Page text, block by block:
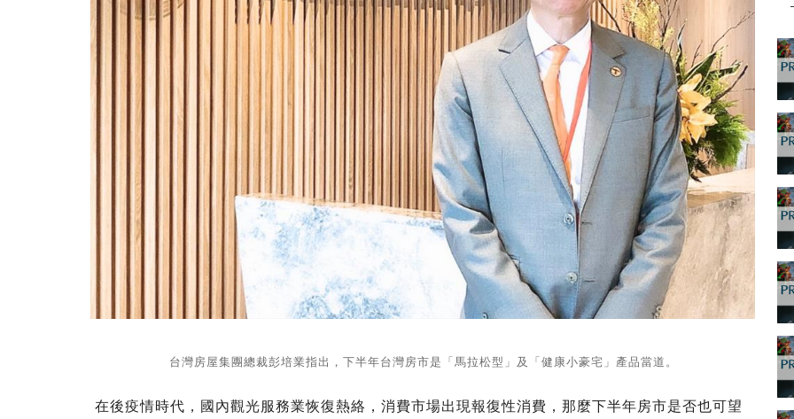
台灣房屋集團總裁彭培業指出，下半年台灣房市是「馬拉松型」及「健康小豪宅」產品當道。
在後疫情時代，國內觀光服務業恢復熱絡，消費市場出現報復性消費，那麼下半年房市是否也可望